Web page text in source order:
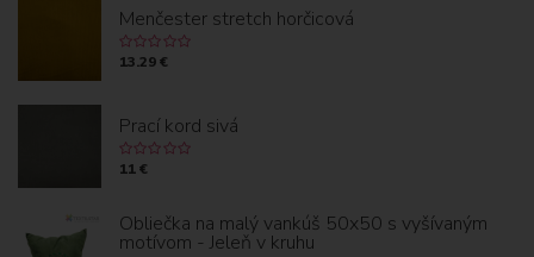
Menčester stretch horčicová
13.29 €
Prací kord sivá
11 €
Obliečka na malý vankúš 50x50 s vyšívaným
motívom - Jeleň v kruhu